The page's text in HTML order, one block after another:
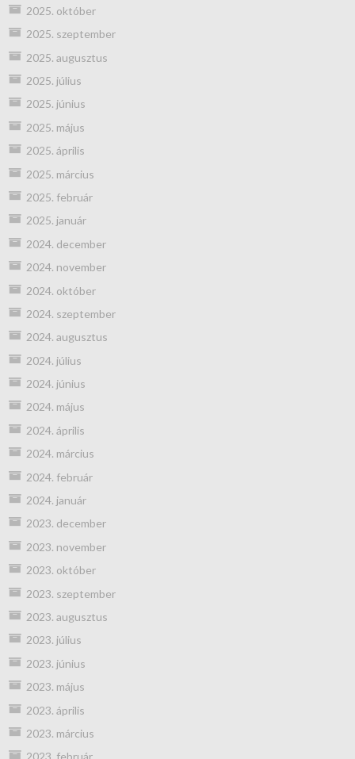
2025. október
2025. szeptember
2025. augusztus
2025. július
2025. június
2025. május
2025. április
2025. március
2025. február
2025. január
2024. december
2024. november
2024. október
2024. szeptember
2024. augusztus
2024. július
2024. június
2024. május
2024. április
2024. március
2024. február
2024. január
2023. december
2023. november
2023. október
2023. szeptember
2023. augusztus
2023. július
2023. június
2023. május
2023. április
2023. március